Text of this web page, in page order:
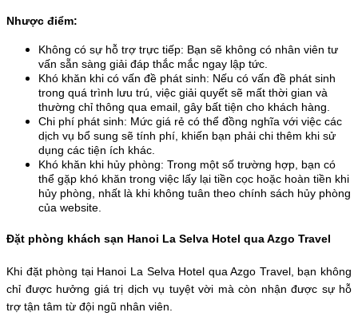
Nhược điểm:
Không có sự hỗ trợ trực tiếp: Bạn sẽ không có nhân viên tư
vấn sẵn sàng giải đáp thắc mắc ngay lập tức.
Khó khăn khi có vấn đề phát sinh: Nếu có vấn đề phát sinh
trong quá trình lưu trú, việc giải quyết sẽ mất thời gian và
thường chỉ thông qua email, gây bất tiện cho khách hàng.
Chi phí phát sinh: Mức giá rẻ có thể đồng nghĩa với việc các
dịch vụ bổ sung sẽ tính phí, khiến bạn phải chi thêm khi sử
dụng các tiện ích khác.
Khó khăn khi hủy phòng: Trong một số trường hợp, bạn có
thể gặp khó khăn trong việc lấy lại tiền cọc hoặc hoàn tiền khi
hủy phòng, nhất là khi không tuân theo chính sách hủy phòng
của website.
Đặt phòng khách sạn Hanoi La Selva Hotel qua Azgo Travel
Khi đặt phòng tại Hanoi La Selva Hotel qua Azgo Travel, bạn không
chỉ được hưởng giá trị dịch vụ tuyệt vời mà còn nhận được sự hỗ
trợ tận tâm từ đội ngũ nhân viên.